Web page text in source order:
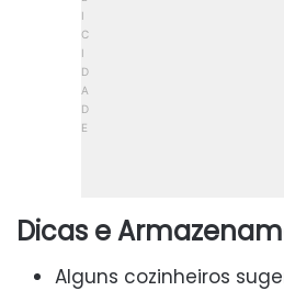
Dicas e
Alguns cozinheiros